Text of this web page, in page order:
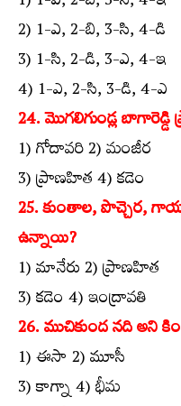
2) 1-ఎ, 2-బి, 3-సి, 4-డి
3) 1-సి, 2-డి, 3-ఎ, 4-ఇ
4) 1-ఎ, 2-సి, 3-డి, 4-ఎ
24. మొగలిగుండ్ల బాగారెడ్డి
1) గోదావరి 2) మంజీర
3) ప్రాణహిత 4) కడెం
25. కుంతాల, పొచ్చెర,
ఉన్నాయి?
1) మానేరు 2) ప్రాణహిత
3) కడెం 4) ఇంద్రావతి
26. ముచికుంద నది అని
1) ఈసా 2) మూసీ
3) కాగ్నా 4) భీమ